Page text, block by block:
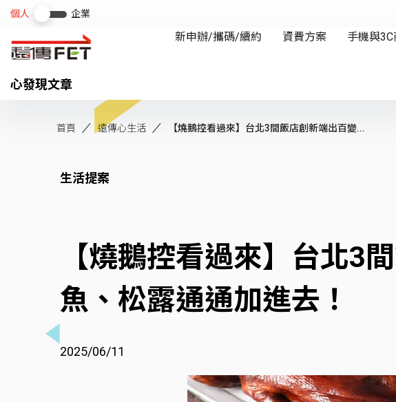
心發現文章
首頁 遠傳心生活 【燒鵝控看過來】台北3間飯店創新端出百變...
生活提案
【燒鵝控看過來】台北3
魚、松露通通加進去！
2025/06/11